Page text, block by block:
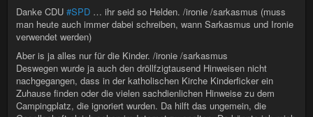
Danke CDU #SPD … ihr seid so Helden. /ironie /sarkasmus (muss
man heute auch immer dabei schreiben, wann Sarkasmus und Ironie
verwendet werden)
Aber is ja alles nur für die Kinder. /ironie /sarkasmus
Deswegen wurde ja auch den dröllfzigtausend Hinweisen nicht
nachgegangen, dass in der katholischen Kirche Kinderficker ein
Zuhause finden oder die vielen sachdienlichen Hinweise zu dem
Campingplatz, die ignoriert wurden. Da hilft das ungemein, die